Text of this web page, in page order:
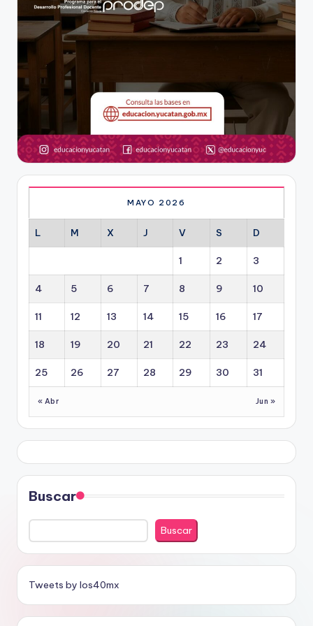
MAYO 2026
L M X J V S D
1 2 3
4 5 6 7 8 9 10
11 12 13 14 15 16 17
18 19 20 21 22 23 24
25 26 27 28 29 30 31
« Abr Jun »
Buscar
Buscar
Tweets by los40mx